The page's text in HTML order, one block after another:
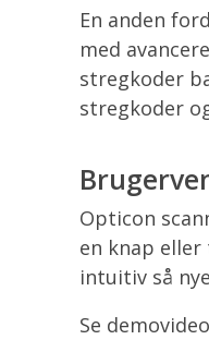
En anden
med
stregkoder
stregkoder
Opticon
en knap
intuitiv så
Se